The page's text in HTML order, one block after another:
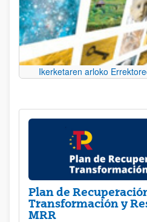
Ikerketaren arloko
Plan de
Transformación y
MRR